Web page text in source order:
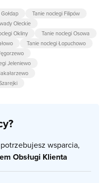
Tanie noclegi Filipów
Oleckie
Okliny
Tanie noclegi Osowa
Tanie noclegi Łopuchowo
Jeleniewo
wsparcia,
Obsługi Klienta